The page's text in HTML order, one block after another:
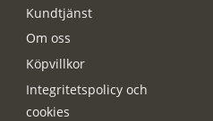
Kundtjänst
Om oss
Köpvillkor
Integritetspolicy och
cookies